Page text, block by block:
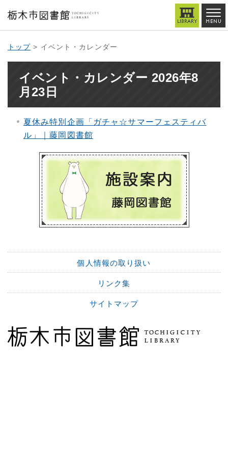
トップ > イベント・カレンダー
イベント・カレンダー 2026年8
月23日
夏休み特別企画「ガチャ☆サマーフェスティバ
ル」｜藤岡図書館
個人情報の取り扱い
リンク集
サイトマップ